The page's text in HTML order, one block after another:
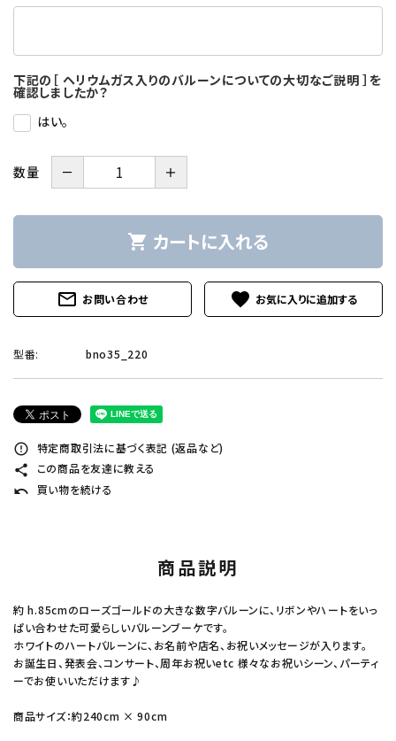
下記の［ ヘリウムガス入りのバルーンについての大切なご説明 ］を
確認しましたか？
はい。
数量 － ＋
shopping_cart カートに入れる
mail_outline お問い合わせ favorite
型番: bno35_220
error_outline 特定商取引法に基づく表記 (返品など)
share この商品を友達に教える
undo 買い物を続ける
商品説明
約 h.85cmのローズゴールドの大きな数字バルーンに、リボンやハートをいっ
ぱい合わせた可愛らしいバルーンブーケです。
ホワイトのハートバルーンに、お名前や店名、お祝いメッセージが入ります。
お誕生日、発表会、コンサート、周年お祝いetc 様々なお祝いシーン、パーティ
ーでお使いいただけます♪
商品サイズ：約240cm × 90cm